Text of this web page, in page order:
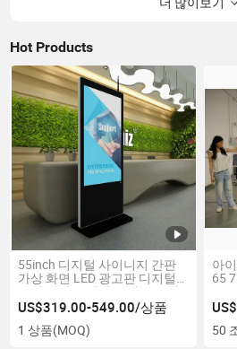
Hot Products
55inch 디지털 사이니지 간판
가상 화면 LED 광고판 디지털
토템 상점 스탠딩 스탠드 프레
임 포스터 LCD 광고 디스플레
이 키오스크
US$319.00-549.00/상품
1 상품(MOQ)
아
65
스
스
50